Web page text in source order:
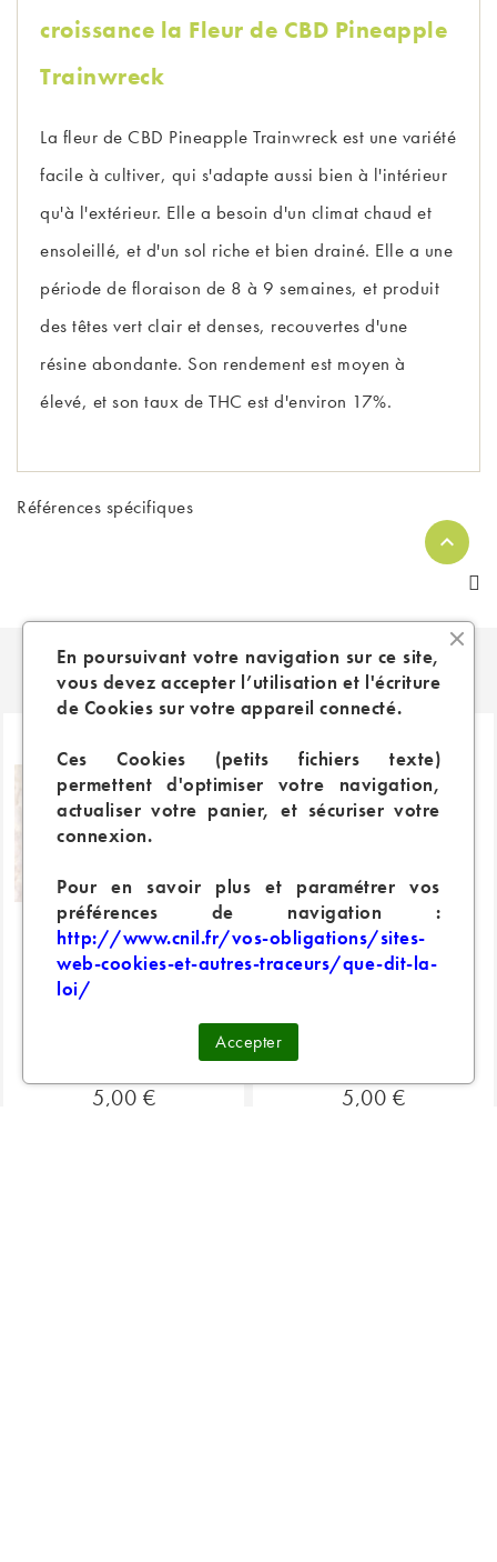
croissance la Fleur de CBD Pineapple
Trainwreck
La fleur de CBD Pineapple Trainwreck est une variété
facile à cultiver, qui s'adapte aussi bien à l'intérieur
qu'à l'extérieur. Elle a besoin d'un climat chaud et
ensoleillé, et d'un sol riche et bien drainé. Elle a une
période de floraison de 8 à 9 semaines, et produit
des têtes vert clair et denses, recouvertes d'une
résine abondante. Son rendement est moyen à
élevé, et son taux de THC est d'environ 17%.
Références spécifiques
PRODUITS SIMILAIRES
5,00 € 5,00 €
En poursuivant votre navigation sur ce site,
vous devez accepter l’utilisation et l'écriture
de Cookies sur votre appareil connecté.
Ces Cookies (petits fichiers texte)
permettent d'optimiser votre navigation,
actualiser votre panier, et sécuriser votre
connexion.
Pour en savoir plus et paramétrer vos
préférences de navigation :
http://www.cnil.fr/vos-obligations/sites-
web-cookies-et-autres-traceurs/que-dit-la-
loi/
Accepter